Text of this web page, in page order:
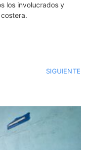
los involucrados y
SIGUIENTE